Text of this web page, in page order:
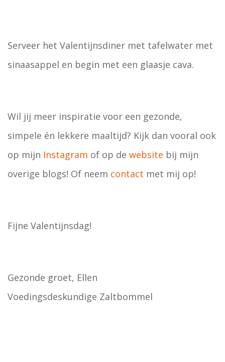
Serveer het Valentijnsdiner met tafelwater met
sinaasappel en begin met een glaasje cava.
Wil jij meer inspiratie voor een gezonde,
simpele én lekkere maaltijd? Kijk dan vooral ook
op mijn Instagram of op de website bij mijn
overige blogs! Of neem contact met mij op!
Fijne Valentijnsdag!
Gezonde groet, Ellen
Voedingsdeskundige Zaltbommel